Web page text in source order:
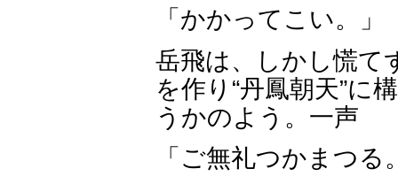
「かかってこい。」
岳飛は、しかし慌て
を作り“丹鳳朝天”に
うかのよう。一声
「ご無礼つかまつる